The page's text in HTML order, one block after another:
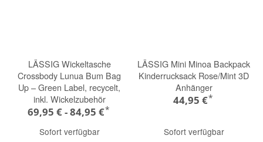
LÄSSIG Wickeltasche
Crossbody Lunua Bum Bag
Up – Green Label, recycelt,
inkl. Wickelzubehör
69,95 € -84,95 €*
Sofort verfügbar
LÄSSIG Mini Minoa Backpack
Kinderrucksack Rose/Mint 3D
Anhänger
44,95 €*
Sofort verfügbar